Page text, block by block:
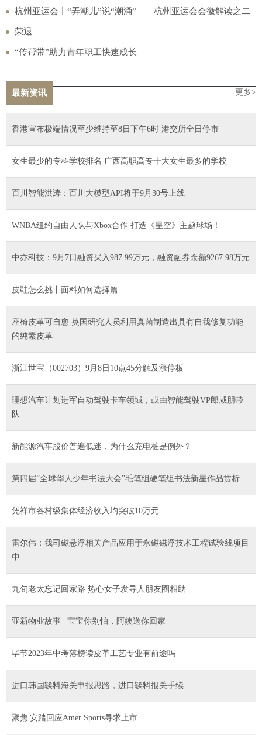
杭州亚运会丨“弄潮儿”说“潮涌”——杭州亚运会会徽解读之二
荣退
“传帮带”助力青年职工快速成长
最新资讯 更多>
香港宣布极端情况至少维持至8日下午6时 港交所全日停市
女生最少的专科学校排名 广西高职高专十大女生最多的学校
百川智能洪涛：百川大模型API将于9月30号上线
WNBA纽约自由人队与Xbox合作 打造《星空》主题球场！
中亦科技：9月7日融资买入987.99万元，融资融券余额9267.98万元
皮鞋怎么挑丨面料如何选择篇
座椅皮革可自愈 英国研究人员利用真菌制造出具有自我修复功能
的纯素皮革
浙江世宝（002703）9月8日10点45分触及涨停板
理想汽车计划进军自动驾驶卡车领域，或由智能驾驶VP郎咸朋带
队
新能源汽车股价普遍低迷，为什么充电桩是例外？
第四届“全球华人少年书法大会”毛笔组硬笔组书法新星作品赏析
凭祥市各村级集体经济收入均突破10万元
雷尔伟：我司磁悬浮相关产品应用于永磁磁浮技术工程试验线项目
中
九旬老太忘记回家路 热心女子发寻人朋友圈相助
亚新物业故事 | 宝宝你别怕，阿姨送你回家
毕节2023年中考落榜读皮革工艺专业有前途吗
进口韩国鞣料海关申报思路，进口鞣料报关手续
聚焦|安踏回应Amer Sports寻求上市